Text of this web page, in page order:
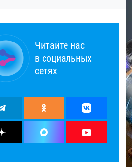
Читайте нас
в социальных
сетях